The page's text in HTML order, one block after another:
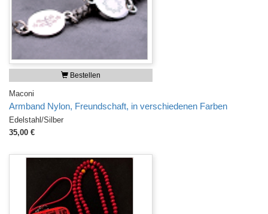
Bestellen
Maconi
Armband Nylon, Freundschaft, in verschiedenen Farben
Edelstahl/Silber
35,00 €